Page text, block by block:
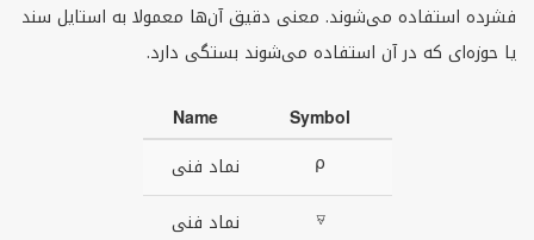
فشرده استفاده می‌شوند. معنی دقیق آن‌ها معمولا به استایل سند
یا حوزه‌ای که در آن استفاده می‌شوند بستگی دارد.
Symbol
Name
⍴
نماد فنی
⍫ نماد فنی